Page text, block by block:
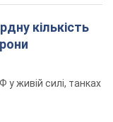
кількість
живій силі, танках